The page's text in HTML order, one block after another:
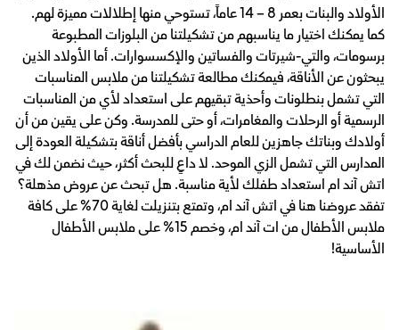
الأولاد والبنات بعمر 8 – 14 عاماً، تستوحي منها إطلالات مميزة لهم.
كما يمكنك اختيار ما يناسبهم من تشكيلتنا من البلوزات المطبوعة
برسومات، والتي-شيرتات والفساتين والإكسسوارات. أما الأولاد الذين
يبحثون عن الأناقة، فيمكنك مطالعة تشكيلتنا من ملابس المناسبات
التي تشمل بنطلونات وأحذية تبقيهم على استعداد لأي من المناسبات
الرسمية أو الرحلات والمغامرات، أو حتى للمدرسة. وكن على يقين من أن
أولادك وبناتك جاهزين للعام الدراسي بأفضل أناقة بتشكيلة العودة إلى
المدارس التي تشمل الزي الموحد. لا داعٍ للبحث أكثر، حيث نضمن لك في
اتش آند ام استعداد طفلك لأية مناسبة. هل تبحث عن عروض مذهلة؟
تفقد عروضنا هنا في اتش آند ام، وتمتع بتنزيلت لغاية 70% على كافة
ملابس الأطفال من ات آند ام، وخصم 15% على ملابس الأطفال
الأساسية!